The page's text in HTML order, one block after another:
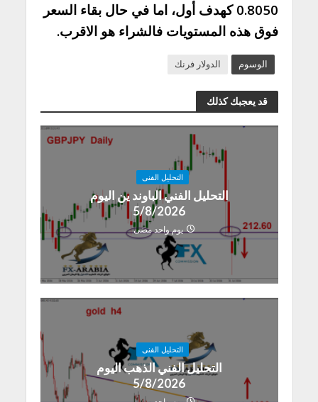
0.8050 كهدف أول، اما في حال بقاء السعر
فوق هذه المستويات فالشراء هو الاقرب.
الوسوم الدولار فرنك
قد يعجبك كذلك
التحليل الفنى
التحليل الفني الباوند ين اليوم
5/8/2026
يوم واحد مضى
التحليل الفنى
التحليل الفني الذهب اليوم
5/8/2026